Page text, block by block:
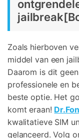
Zoals hierboven
middel van een
Daarom is dit
professionele en
beste optie. Het
komt eraan!
kwalitatieve SIM
gelanceerd. Volg